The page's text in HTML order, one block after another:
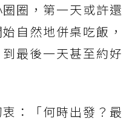
圈，第一天或許還
自然地併桌吃飯，
最後一天甚至約好
：「何時出發？最